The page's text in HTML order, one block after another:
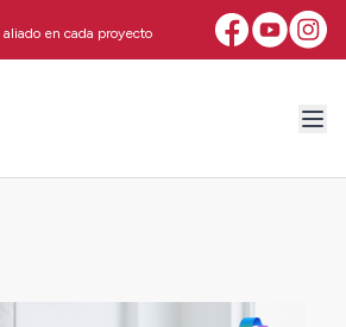
aliado en cada proyecto